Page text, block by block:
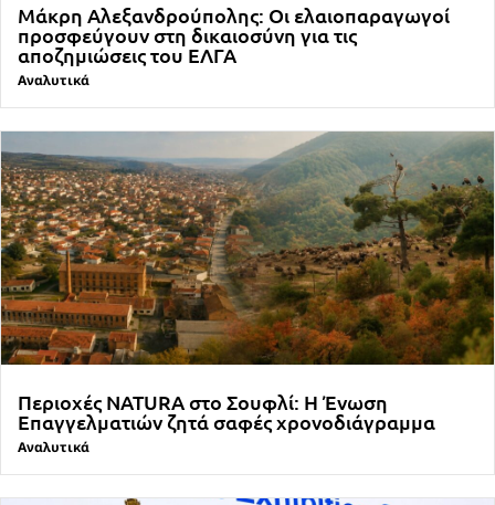
Μάκρη Αλεξανδρούπολης: Οι ελαιοπαραγωγοί
προσφεύγουν στη δικαιοσύνη για τις
αποζημιώσεις του ΕΛΓΑ
Αναλυτικά
Περιοχές NATURA στο Σουφλί: Η Ένωση
Επαγγελματιών ζητά σαφές χρονοδιάγραμμα
Αναλυτικά